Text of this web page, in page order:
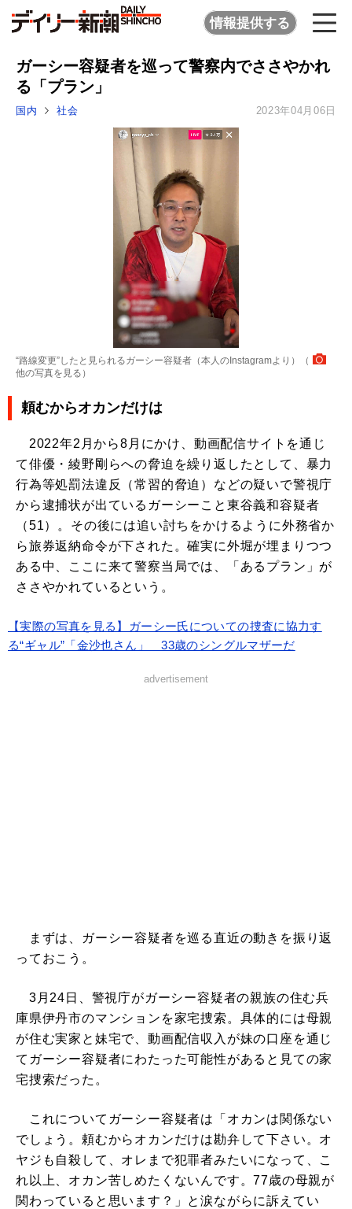
情報提供する
ガーシー容疑者を巡って警察内でささやかれ
る「プラン」
国内 社会 2023年04月06日
“路線変更”したと見られるガーシー容疑者（本人のInstagramより）（
他の写真を見る ）
頼むからオカンだけは
2022年2月から8月にかけ、動画配信サイトを通じ
て俳優・綾野剛らへの脅迫を繰り返したとして、暴力
行為等処罰法違反（常習的脅迫）などの疑いで警視庁
から逮捕状が出ているガーシーこと東谷義和容疑者
（51）。その後には追い討ちをかけるように外務省か
ら旅券返納命令が下された。確実に外堀が埋まりつつ
ある中、ここに来て警察当局では、「あるプラン」が
ささやかれているという。
【実際の写真を見る】ガーシー氏についての捜査に協力す
る“ギャル”「金沙也さん」 33歳のシングルマザーだ
advertisement
まずは、ガーシー容疑者を巡る直近の動きを振り返
っておこう。
3月24日、警視庁がガーシー容疑者の親族の住む兵
庫県伊丹市のマンションを家宅捜索。具体的には母親
が住む実家と妹宅で、動画配信収入が妹の口座を通じ
てガーシー容疑者にわたった可能性があると見ての家
宅捜索だった。
これについてガーシー容疑者は「オカンは関係ない
でしょう。頼むからオカンだけは勘弁して下さい。オ
ヤジも自殺して、オレまで犯罪者みたいになって、こ
れ以上、オカン苦しめたくないんです。77歳の母親が
関わっていると思います？」と涙ながらに訴えてい